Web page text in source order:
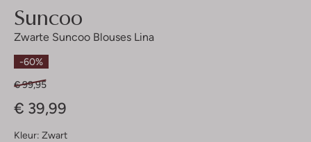
Suncoo
Zwarte Suncoo Blouses Lina
-60%
€ 99,95
€ 39,99
Kleur: Zwart